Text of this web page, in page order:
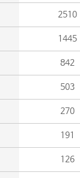
2510
1445
842
503
270
191
126